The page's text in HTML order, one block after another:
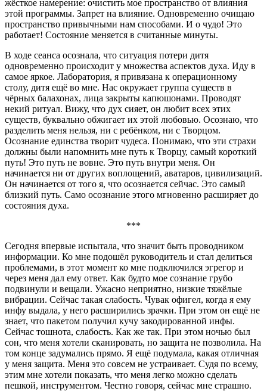
жёсткое намерение: очистить мое пространство от влияния
этой программы. Запрет на влияние. Одновременно очищаю
пространство привычными нам способами. И о чудо! Это
работает! Состояние меняется в считанные минуты.
В ходе сеанса осознала, что ситуация потери дитя
одновременно происходит у множества аспектов духа. Иду в
самое яркое. Лаборатория, я привязана к операционному
столу, дитя ещё во мне. Нас окружает группа существ в
чёрных балахонах, лица закрыты капюшонами. Проводят
некий ритуал. Вижу, что дух сияет, он любит всех этих
существ, буквально обжигает их этой любовью. Осознаю, что
разделить меня нельзя, ни с ребёнком, ни с Творцом.
Осознание единства творит чудеса. Понимаю, что эти страхи
должны были напомнить мне путь к Творцу, самый короткий
путь! Это путь не вовне. Это путь внутри меня. Он
начинается ни от других воплощений, аватаров, цивилизаций.
Он начинается от того я, что осознается сейчас. Это самый
близкий путь. Само осознание этого мгновенно расширяет до
состояния духа.
***
Сегодня впервые испытала, что значит быть проводником
информации. Ко мне подошёл руководитель и стал делиться
проблемами, в этот момент ко мне подключился эгрегор и
через меня дал ему ответ. Как будто мое сознание грубо
подвинули и вещали. Ужасно неприятно, низкие тяжёлые
вибрации. Сейчас такая слабость. Чувак офигел, когда я ему
инфу выдала, у него расширились зрачки. При этом он ещё не
знает, что пакетом получил кучу закодированной инфы.
Сейчас тошнота, слабость. Как же так. При этом ночью был
сон, что меня хотели сканировать, но защита не позволила. На
том конце задумались прямо. Я ещё подумала, какая отличная
у меня защита. Меня это совсем не устраивает. Судя по всему,
этим мне хотели показать, что меня легко можно сделать
пешкой, инструментом. Честно говоря, сейчас мне страшно.